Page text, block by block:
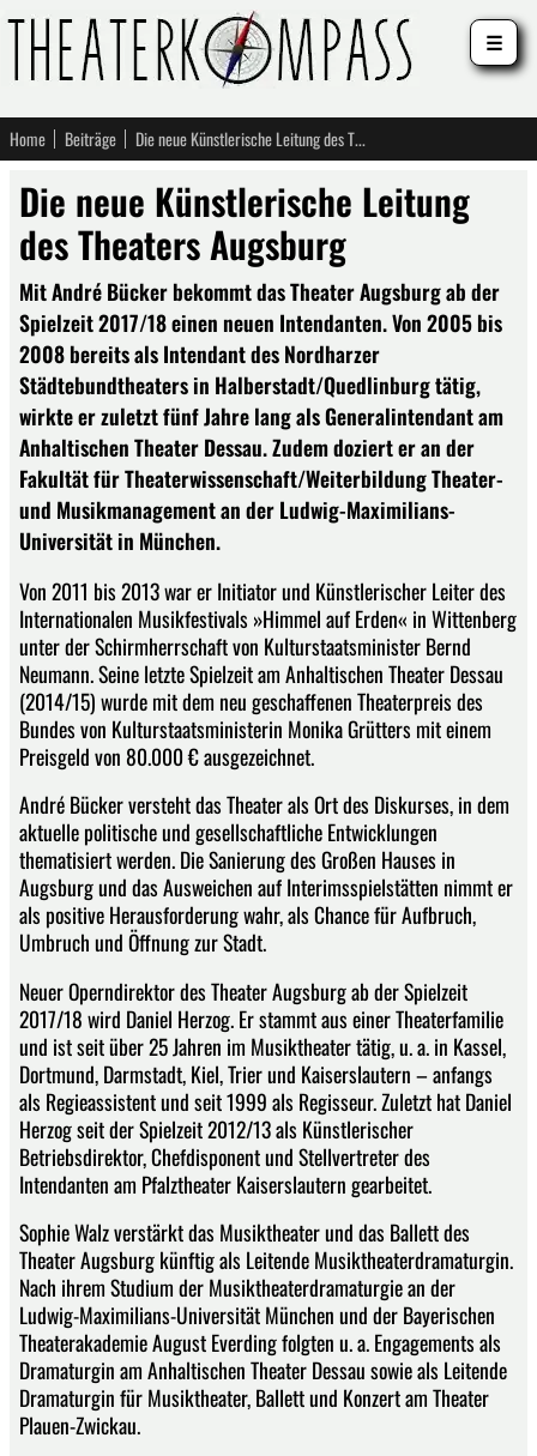
Home Beiträge Die neue Künstlerische Leitung des Theaters Augsburg
Die neue Künstlerische Leitung
des Theaters Augsburg
Mit André Bücker bekommt das Theater Augsburg ab der
Spielzeit 2017/18 einen neuen Intendanten. Von 2005 bis
2008 bereits als Intendant des Nordharzer
Städtebundtheaters in Halberstadt/Quedlinburg tätig,
wirkte er zuletzt fünf Jahre lang als Generalintendant am
Anhaltischen Theater Dessau. Zudem doziert er an der
Fakultät für Theaterwissenschaft/Weiterbildung Theater-
und Musikmanagement an der Ludwig-Maximilians-
Universität in München.
Von 2011 bis 2013 war er Initiator und Künstlerischer Leiter des
Internationalen Musikfestivals »Himmel auf Erden« in Wittenberg
unter der Schirmherrschaft von Kulturstaatsminister Bernd
Neumann. Seine letzte Spielzeit am Anhaltischen Theater Dessau
(2014/15) wurde mit dem neu geschaffenen Theaterpreis des
Bundes von Kulturstaatsministerin Monika Grütters mit einem
Preisgeld von 80.000 € ausgezeichnet.
André Bücker versteht das Theater als Ort des Diskurses, in dem
aktuelle politische und gesellschaftliche Entwicklungen
thematisiert werden. Die Sanierung des Großen Hauses in
Augsburg und das Ausweichen auf Interimsspielstätten nimmt er
als positive Herausforderung wahr, als Chance für Aufbruch,
Umbruch und Öffnung zur Stadt.
Neuer Operndirektor des Theater Augsburg ab der Spielzeit
2017/18 wird Daniel Herzog. Er stammt aus einer Theaterfamilie
und ist seit über 25 Jahren im Musiktheater tätig, u. a. in Kassel,
Dortmund, Darmstadt, Kiel, Trier und Kaiserslautern – anfangs
als Regieassistent und seit 1999 als Regisseur. Zuletzt hat Daniel
Herzog seit der Spielzeit 2012/13 als Künstlerischer
Betriebsdirektor, Chefdisponent und Stellvertreter des
Intendanten am Pfalztheater Kaiserslautern gearbeitet.
Sophie Walz verstärkt das Musiktheater und das Ballett des
Theater Augsburg künftig als Leitende Musiktheaterdramaturgin.
Nach ihrem Studium der Musiktheaterdramaturgie an der
Ludwig-Maximilians-Universität München und der Bayerischen
Theaterakademie August Everding folgten u. a. Engagements als
Dramaturgin am Anhaltischen Theater Dessau sowie als Leitende
Dramaturgin für Musiktheater, Ballett und Konzert am Theater
Plauen-Zwickau.
☰